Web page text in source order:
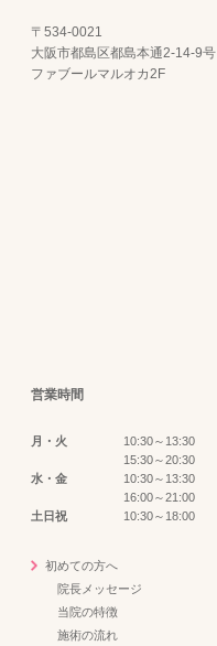
〒534-0021
大阪市都島区都島本通2-14-9号
ファブールマルオカ2F
営業時間
月・火
10:30～13:30
15:30～20:30
水・金
10:30～13:30
16:00～21:00
土日祝
10:30～18:00
初めての方へ
院長メッセージ
当院の特徴
施術の流れ